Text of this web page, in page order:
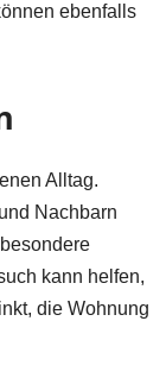
ebenfalls
Alltag.
Nachbarn
kann helfen,
die Wohnung